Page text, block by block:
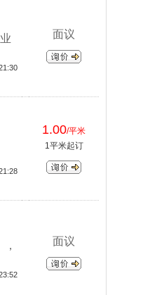
面议
1.00/平米
1平米起订
面议